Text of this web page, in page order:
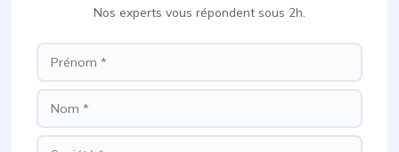
Nos experts vous répondent sous 2h.